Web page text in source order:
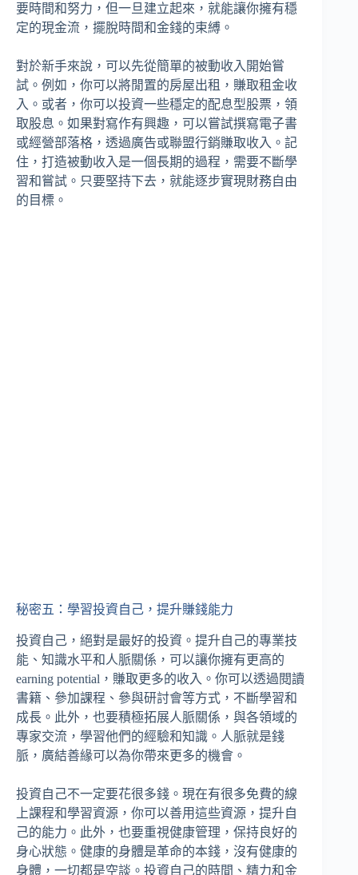
要時間和努力，但一旦建立起來，就能讓你擁有穩
定的現金流，擺脫時間和金錢的束縛。
對於新手來說，可以先從簡單的被動收入開始嘗
試。例如，你可以將閒置的房屋出租，賺取租金收
入。或者，你可以投資一些穩定的配息型股票，領
取股息。如果對寫作有興趣，可以嘗試撰寫電子書
或經營部落格，透過廣告或聯盟行銷賺取收入。記
住，打造被動收入是一個長期的過程，需要不斷學
習和嘗試。只要堅持下去，就能逐步實現財務自由
的目標。
秘密五：學習投資自己，提升賺錢能力
投資自己，絕對是最好的投資。提升自己的專業技
能、知識水平和人脈關係，可以讓你擁有更高的
earning potential，賺取更多的收入。你可以透過閱讀
書籍、參加課程、參與研討會等方式，不斷學習和
成長。此外，也要積極拓展人脈關係，與各領域的
專家交流，學習他們的經驗和知識。人脈就是錢
脈，廣結善緣可以為你帶來更多的機會。
投資自己不一定要花很多錢。現在有很多免費的線
上課程和學習資源，你可以善用這些資源，提升自
己的能力。此外，也要重視健康管理，保持良好的
身心狀態。健康的身體是革命的本錢，沒有健康的
身體，一切都是空談。投資自己的時間、精力和金